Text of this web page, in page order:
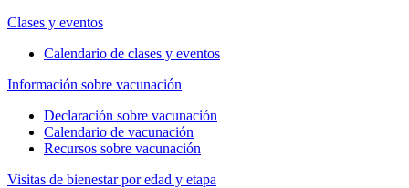
Clases y eventos
Calendario de clases y eventos
Información sobre vacunación
Declaración sobre vacunación
Calendario de vacunación
Recursos sobre vacunación
Visitas de bienestar por edad y etapa